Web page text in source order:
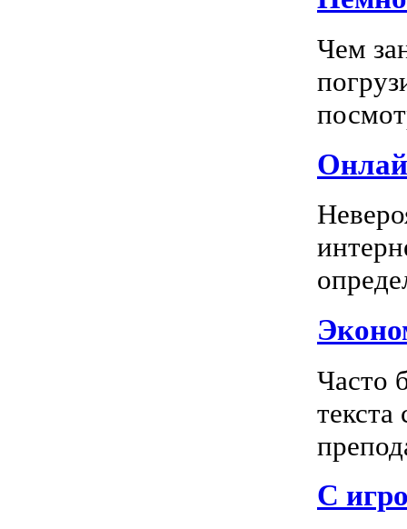
Чем
Часто
С